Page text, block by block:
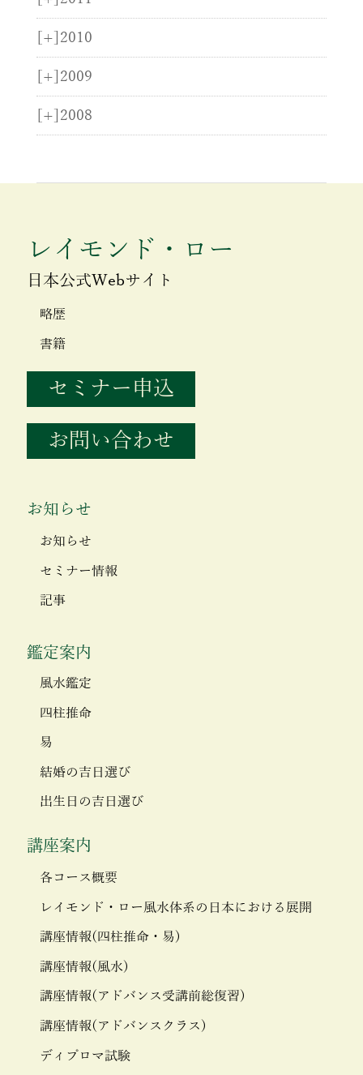
[+] 2010
[+] 2009
[+] 2008
レイモンド・ロー
日本公式Webサイト
略歴
書籍
セミナー申込
お問い合わせ
お知らせ
お知らせ
セミナー情報
記事
鑑定案内
風水鑑定
四柱推命
易
結婚の吉日選び
出生日の吉日選び
講座案内
各コース概要
レイモンド・ロー風水体系の日本における展開
講座情報(四柱推命・易)
講座情報(風水)
講座情報(アドバンス受講前総復習)
講座情報(アドバンスクラス)
ディプロマ試験